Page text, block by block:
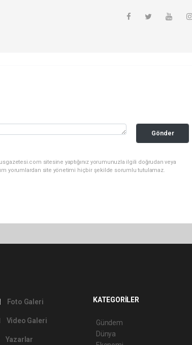
Gönder
sitesine yaptığınız yorumunuzla ilgili doğrudan veya
yorumlardan site yönetimi hiçbir şekilde sorumlu tutulamaz.
Foto Galeri
Video Galeri
Yazarlar
KATEGORİLER
Gündem
Dünya